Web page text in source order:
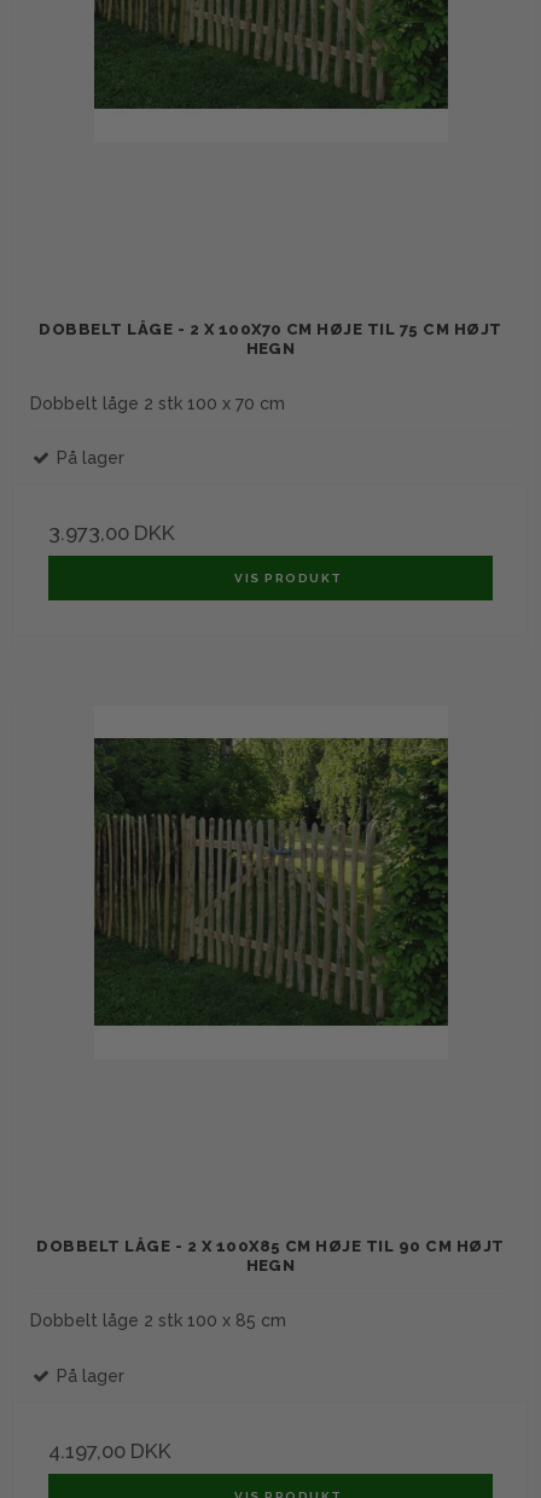
DOBBELT LÅGE - 2 X 100X70 CM HØJE TIL 75 CM HØJT
HEGN
Dobbelt låge 2 stk 100 x 70 cm
På lager
3.973,00 DKK
VIS PRODUKT
DOBBELT LÅGE - 2 X 100X85 CM HØJE TIL 90 CM HØJT
HEGN
Dobbelt låge 2 stk 100 x 85 cm
På lager
4.197,00 DKK